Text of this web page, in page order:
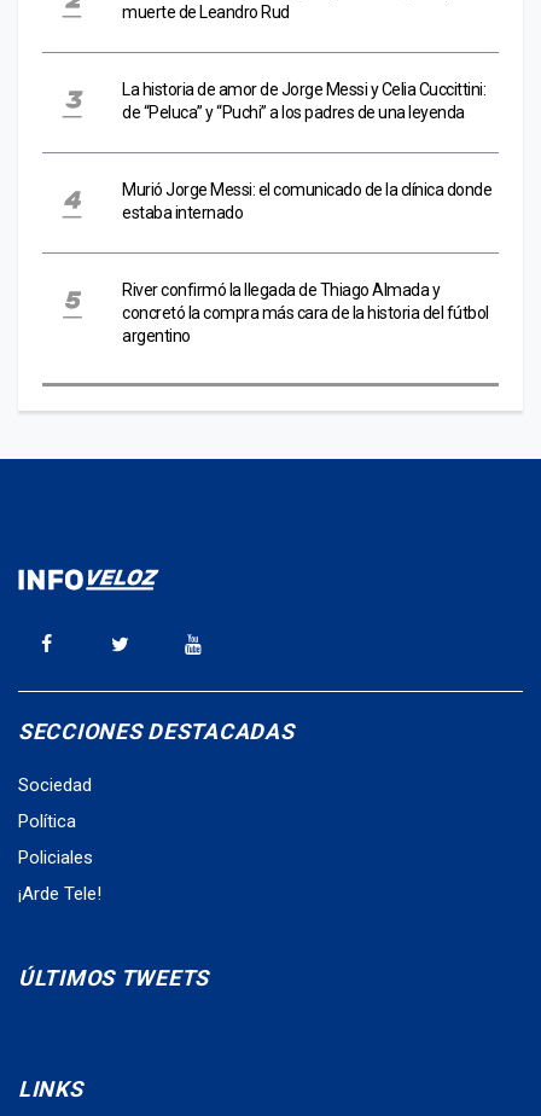
muerte de Leandro Rud
La historia de amor de Jorge Messi y Celia Cuccittini:
de “Peluca” y “Puchi” a los padres de una leyenda
Murió Jorge Messi: el comunicado de la clínica donde
estaba internado
River confirmó la llegada de Thiago Almada y
concretó la compra más cara de la historia del fútbol
argentino
SECCIONES DESTACADAS
Sociedad
Política
Policiales
¡Arde Tele!
ÚLTIMOS TWEETS
LINKS